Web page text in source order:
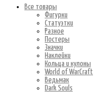
Все товары
Фигурки
Статуэтки
Разное
Постеры
Значки
Наклейки
Кольца и кулоны
World of WarCraft
Ведьмак
Dark Souls